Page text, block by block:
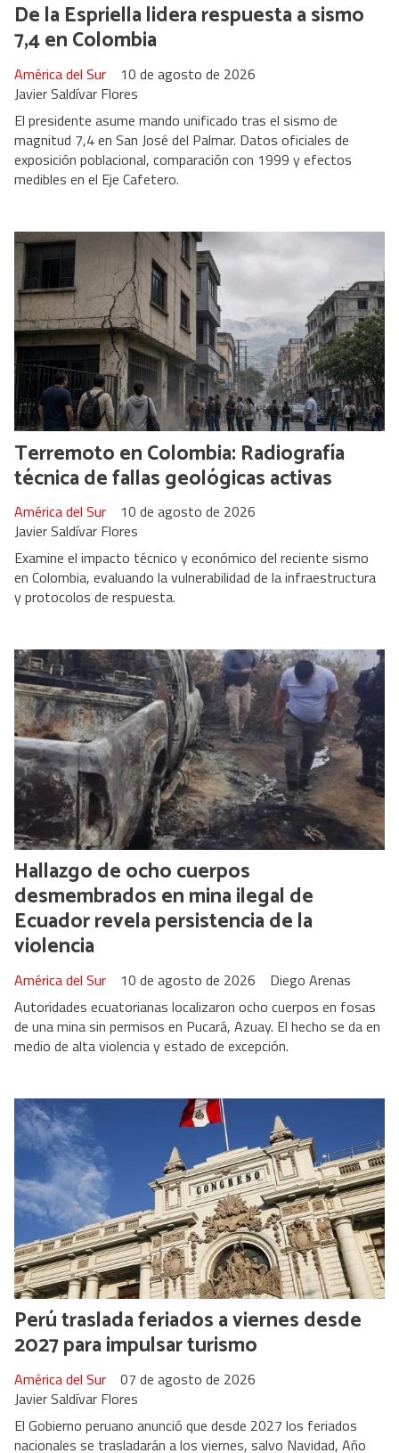
De la Espriella lidera respuesta a sismo
7,4 en Colombia
Javier Saldívar Flores
América del Sur 10 de agosto de 2026
El presidente asume mando unificado tras el sismo de
magnitud 7,4 en San José del Palmar. Datos oficiales de
exposición poblacional, comparación con 1999 y efectos
medibles en el Eje Cafetero.
Terremoto en Colombia: Radiografía
técnica de fallas geológicas activas
Javier Saldívar Flores
América del Sur 10 de agosto de 2026
Examine el impacto técnico y económico del reciente sismo
en Colombia, evaluando la vulnerabilidad de la infraestructura
y protocolos de respuesta.
Hallazgo de ocho cuerpos
desmembrados en mina ilegal de
Ecuador revela persistencia de la
violencia
Diego Arenas
América del Sur
10 de agosto de 2026
Autoridades ecuatorianas localizaron ocho cuerpos en fosas
de una mina sin permisos en Pucará, Azuay. El hecho se da en
medio de alta violencia y estado de excepción.
Perú traslada feriados a viernes desde
2027 para impulsar turismo
Javier Saldívar Flores
América del Sur 07 de agosto de 2026
El Gobierno peruano anunció que desde 2027 los feriados
nacionales se trasladarán a los viernes, salvo Navidad, Año